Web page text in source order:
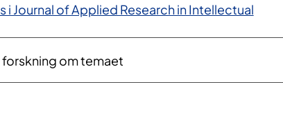
i Journal of Applied Research in Intellectual
om temaet